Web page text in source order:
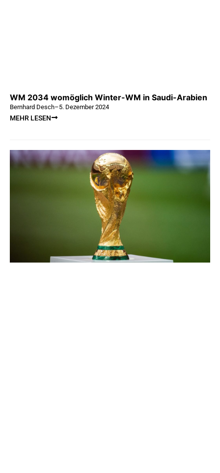
WM 2034 womöglich Winter-WM in Saudi-Arabien
Bernhard Desch–5. Dezember 2024
MEHR LESEN